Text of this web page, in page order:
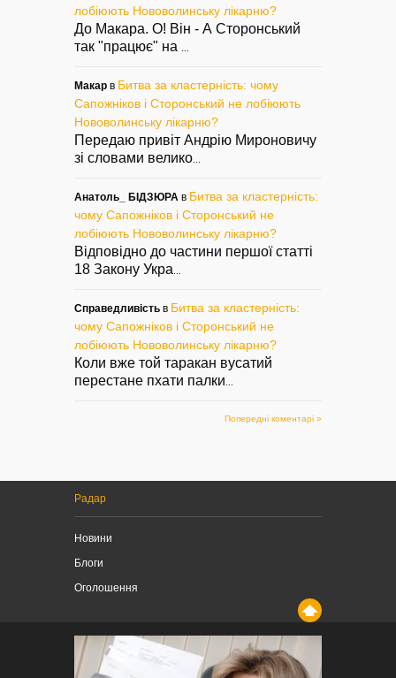
лобіюють Нововолинську лікарню?
До Макара. О! Він - А Сторонський
так "працює" на
Макар в Битва за кластерність: чому
Сапожніков і Сторонський не лобіюють
Нововолинську лікарню?
Передаю привіт Андрію Мироновичу
зі словами велико
Анатоль_ БІДЗЮРА в Битва за кластерність:
чому Сапожніков і Сторонський не
лобіюють Нововолинську лікарню?
Відповідно до частини першої статті
18 Закону Укра
Справедливість в Битва за кластерність:
чому Сапожніков і Сторонський не
лобіюють Нововолинську лікарню?
Коли вже той таракан вусатий
перестане пхати палки
Попередні коментарі »
Радар
Новини
Блоги
Оголошення